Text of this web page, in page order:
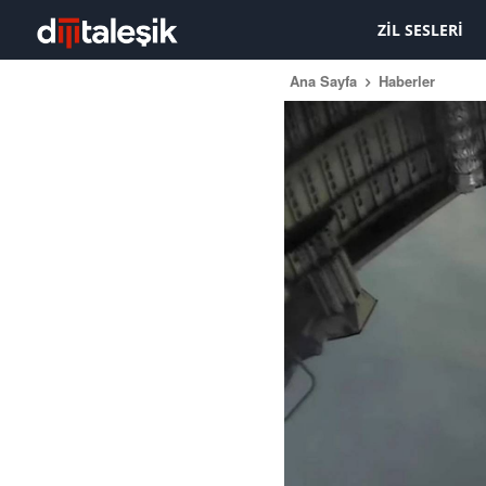
ZIL SESLERI
Ana Sayfa Haberler